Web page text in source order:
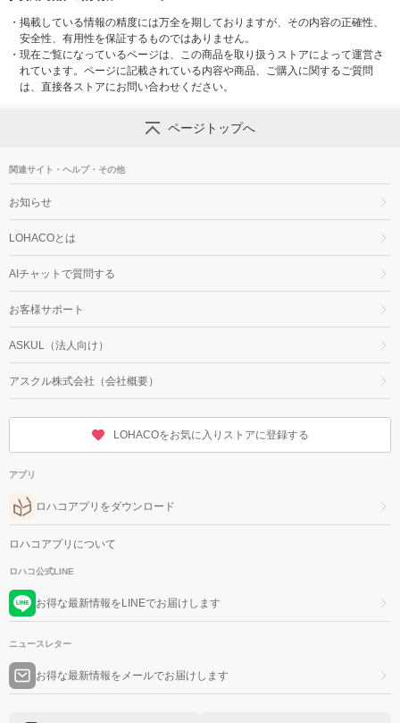
・ 掲載している情報の精度には万全を期しておりますが、その内容の正確性、
安全性、有用性を保証するものではありません。
・ 現在ご覧になっているページは、この商品を取り扱うストアによって運営さ
れています。ページに記載されている内容や商品、ご購入に関するご質問
は、直接各ストアにお問い合わせください。
ページトップへ
関連サイト・ヘルプ・その他
お知らせ
LOHACOとは
AIチャットで質問する
お客様サポート
ASKUL（法人向け）
アスクル株式会社（会社概要）
LOHACOをお気に入りストアに登録する
アプリ
ロハコアプリをダウンロード
ロハコアプリについて
ロハコ公式LINE
お得な最新情報をLINEでお届けします
ニュースレター
お得な最新情報をメールでお届けします